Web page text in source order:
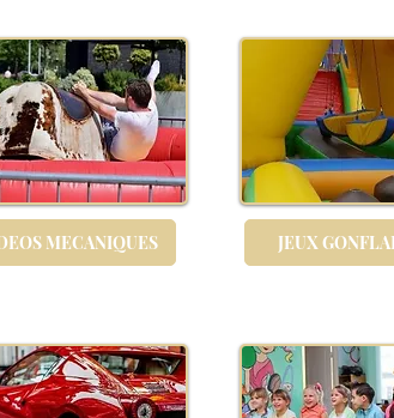
MECANIQUES JEUX